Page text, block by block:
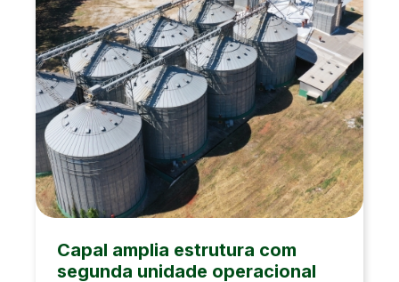
Capal amplia estrutura com
segunda unidade operacional